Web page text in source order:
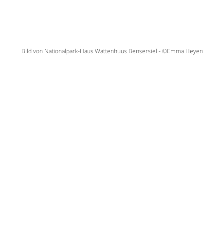
Bild von Nationalpark-Haus Wattenhuus Bensersiel - ©Emma Heyen